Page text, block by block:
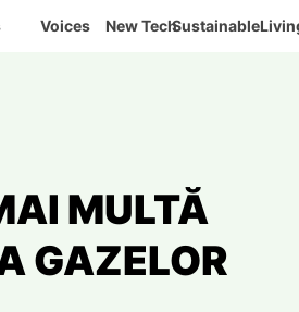
Voices New Tech
MULTĂ
GAZELOR